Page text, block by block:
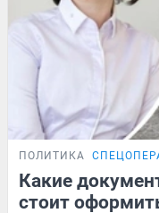
ПОЛИТИКА
Какие
стоит